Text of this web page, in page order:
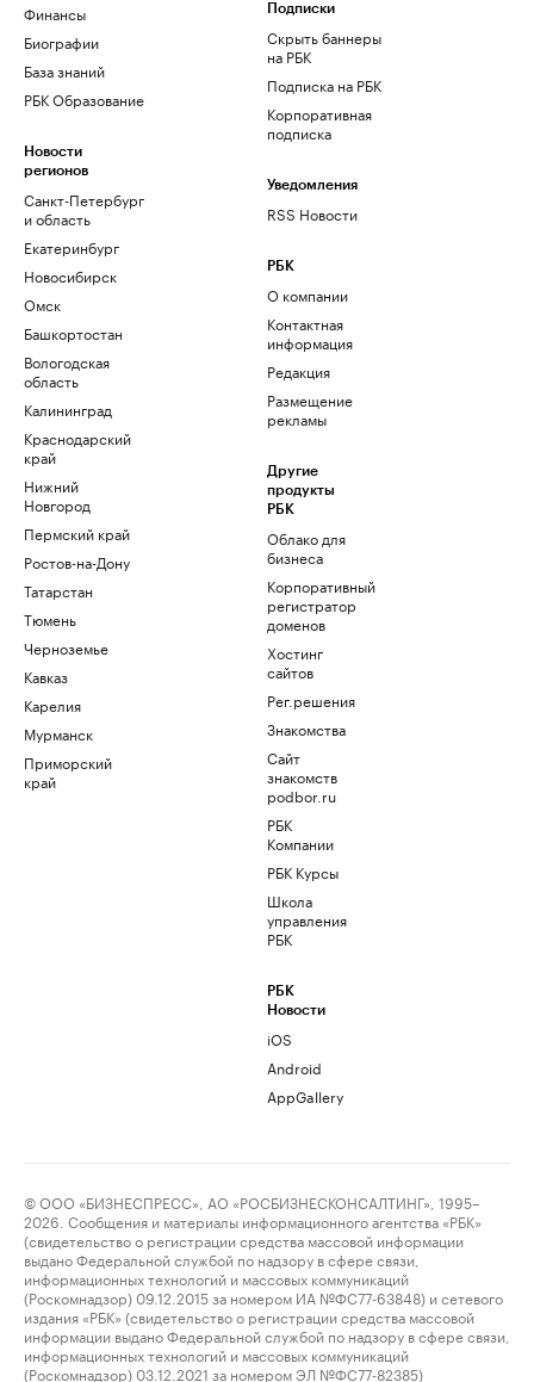
Финансы
Биографии
База знаний
РБК Образование
Новости
регионов
Санкт-Петербург
и область
Екатеринбург
Новосибирск
Омск
Башкортостан
Вологодская
область
Калининград
Краснодарский
край
Нижний
Новгород
Пермский край
Ростов-на-Дону
Татарстан
Тюмень
Черноземье
Кавказ
Карелия
Мурманск
Приморский
край
Подписки
Скрыть баннеры
на РБК
Подписка на РБК
Корпоративная
подписка
Уведомления
RSS Новости
РБК
О компании
Контактная
информация
Редакция
Размещение
рекламы
Другие
продукты
РБК
Облако для
бизнеса
Корпоративный
регистратор
доменов
Хостинг
сайтов
Рег.решения
Знакомства
Сайт
знакомств
podbor.ru
РБК
Компании
РБК Курсы
Школа
управления
РБК
РБК
Новости
iOS
Android
AppGallery
© ООО «БИЗНЕСПРЕСС», АО «РОСБИЗНЕСКОНСАЛТИНГ», 1995–
2026. Сообщения и материалы информационного агентства «РБК»
(свидетельство о регистрации средства массовой информации
выдано Федеральной службой по надзору в сфере связи,
информационных технологий и массовых коммуникаций
(Роскомнадзор) 09.12.2015 за номером ИА №ФС77-63848) и сетевого
издания «РБК» (свидетельство о регистрации средства массовой
информации выдано Федеральной службой по надзору в сфере связи,
информационных технологий и массовых коммуникаций
(Роскомнадзор) 03.12.2021 за номером ЭЛ №ФС77-82385)